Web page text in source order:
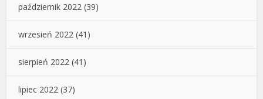
październik 2022 (39)
wrzesień 2022 (41)
sierpień 2022 (41)
lipiec 2022 (37)